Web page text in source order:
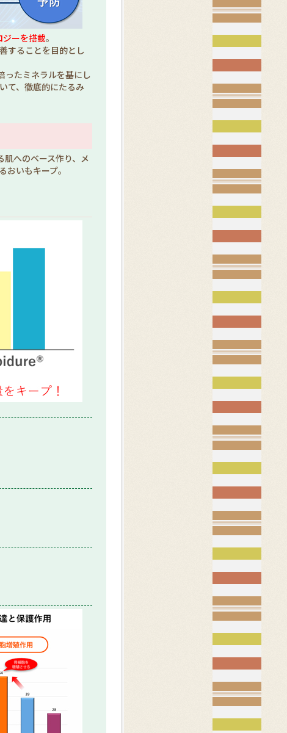
ジーを搭載。
することを目的とし
ったミネラルを基にし
て、徹底的にたるみ
へのベース作り、メ
いもキープ。